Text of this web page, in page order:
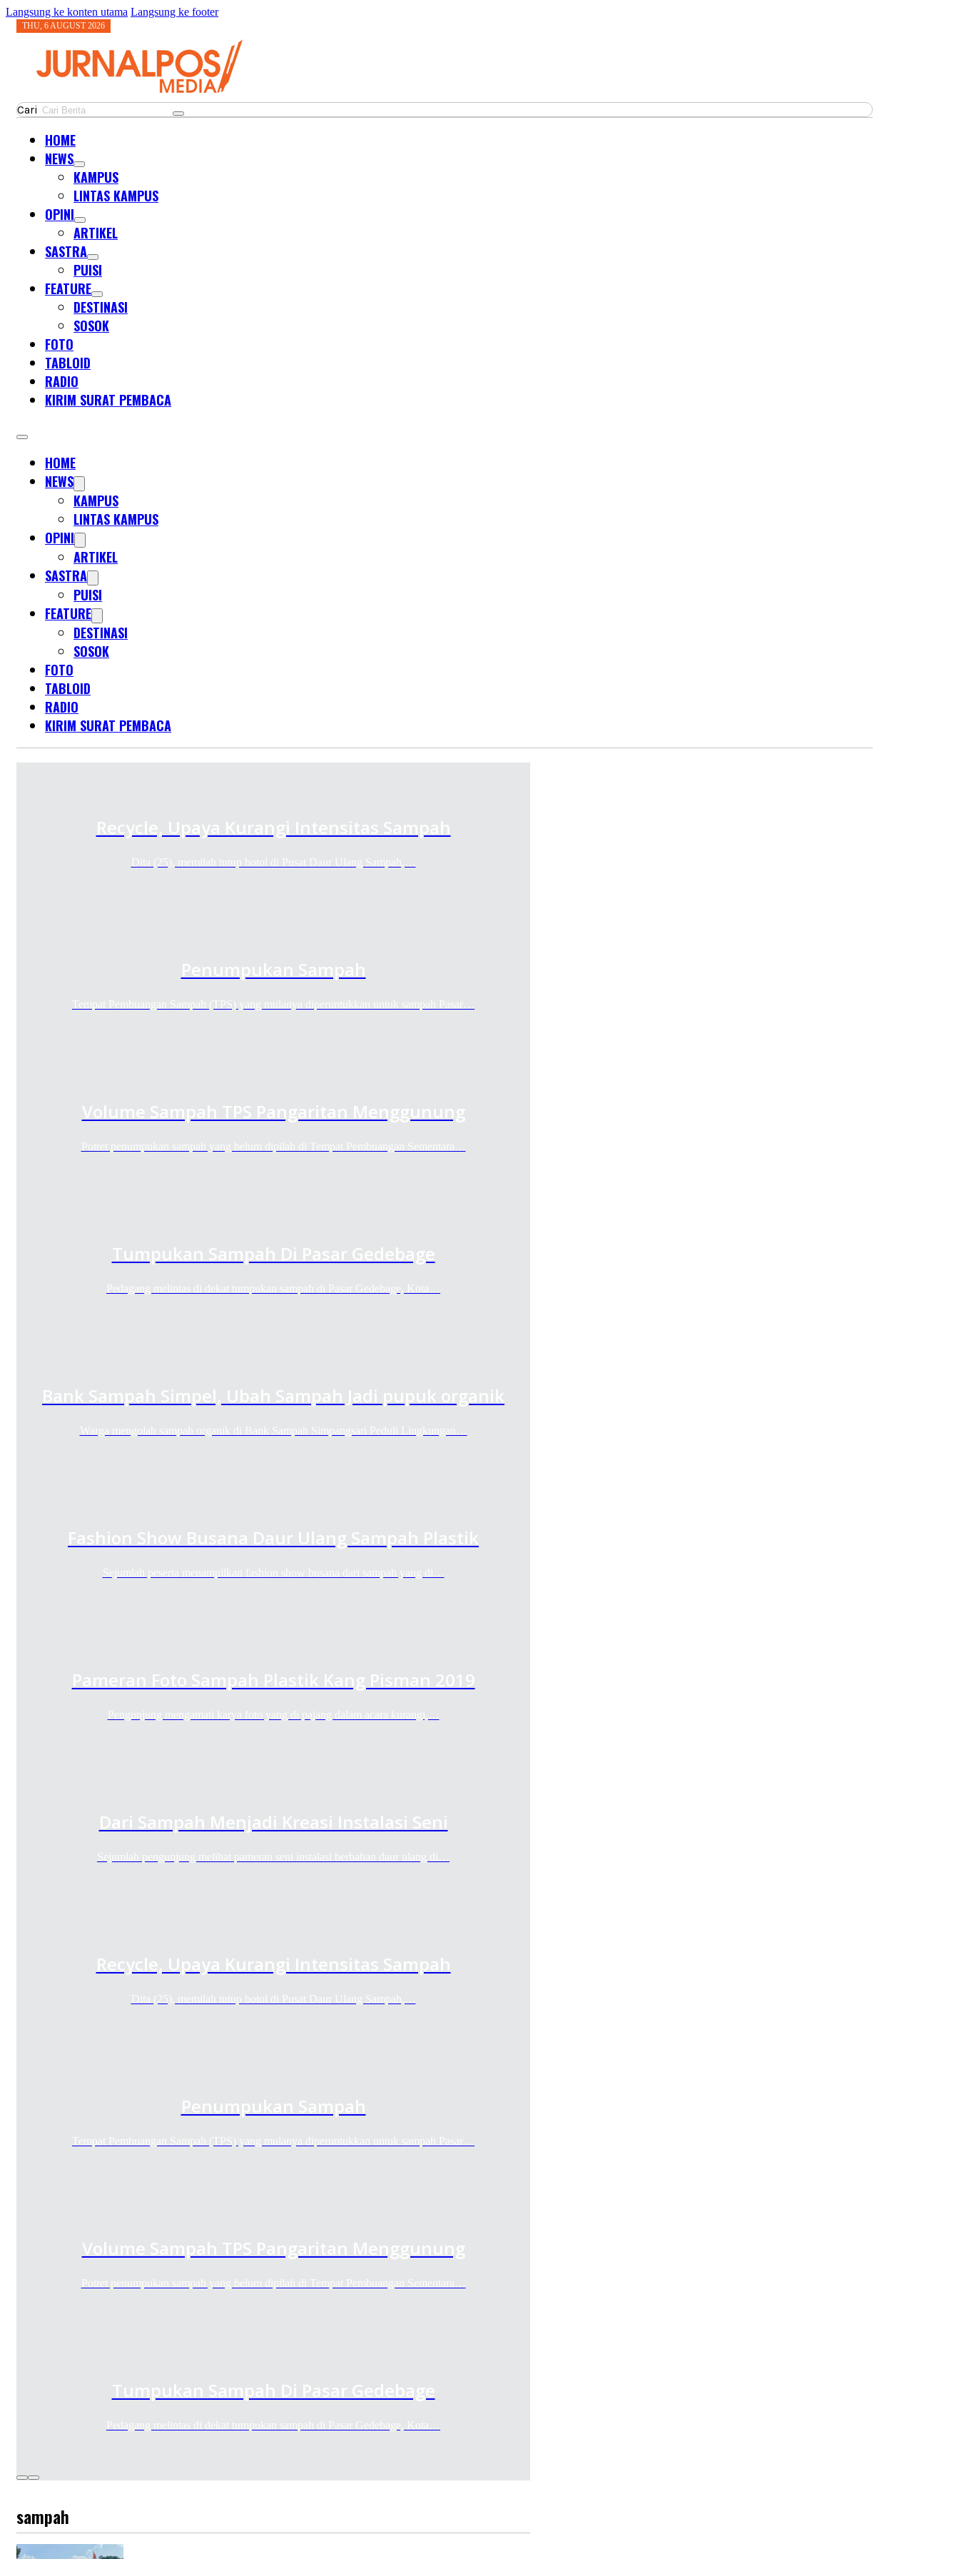
Langsung ke konten utama Langsung ke footer
THU, 6 AUGUST 2026
Cari
HOME
NEWS
KAMPUS
LINTAS KAMPUS
OPINI
ARTIKEL
SASTRA
PUISI
FEATURE
DESTINASI
SOSOK
FOTO
TABLOID
RADIO
KIRIM SURAT PEMBACA
HOME
NEWS
KAMPUS
LINTAS KAMPUS
OPINI
ARTIKEL
SASTRA
PUISI
FEATURE
DESTINASI
SOSOK
FOTO
TABLOID
RADIO
KIRIM SURAT PEMBACA
Recycle, Upaya Kurangi Intensitas Sampah
Dita (25), memilah tutup botol di Pusat Daur Ulang Sampah,…
Penumpukan Sampah
Tempat Pembuangan Sampah (TPS) yang mulanya diperuntukkan untuk sampah Pasar…
Volume Sampah TPS Pangaritan Menggunung
Potret penumpukan sampah yang belum dipilah di Tempat Pembuangan Sementara…
Tumpukan Sampah Di Pasar Gedebage
Pedagang melintas di dekat tumpukan sampah di Pasar Gedebage, Kota…
Bank Sampah Simpel, Ubah Sampah Jadi pupuk organik
Warga mengolah sampah organik di Bank Sampah Simpangsari Peduli Lingkungan…
Fashion Show Busana Daur Ulang Sampah Plastik
Sejumlah peserta menampilkan fashion show busana dari sampah yang di…
Pameran Foto Sampah Plastik Kang Pisman 2019
Pengunjung mengamati karya foto yang di pajang dalam acara kurangi,…
Dari Sampah Menjadi Kreasi Instalasi Seni
Sejumlah pengunjung melihat pameran seni instalasi berbahan daur ulang di…
Recycle, Upaya Kurangi Intensitas Sampah
Dita (25), memilah tutup botol di Pusat Daur Ulang Sampah,…
Penumpukan Sampah
Tempat Pembuangan Sampah (TPS) yang mulanya diperuntukkan untuk sampah Pasar…
Volume Sampah TPS Pangaritan Menggunung
Potret penumpukan sampah yang belum dipilah di Tempat Pembuangan Sementara…
Tumpukan Sampah Di Pasar Gedebage
Pedagang melintas di dekat tumpukan sampah di Pasar Gedebage, Kota…
sampah